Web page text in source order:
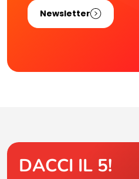
Newsletter
DACCI IL 5!